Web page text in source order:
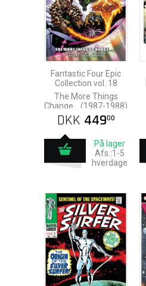
Fantastic Four Epic
Collection vol. 18
The More Things
Change… (1987-1988)
DKK 44900
På lager
Afs.:1-5
hverdage